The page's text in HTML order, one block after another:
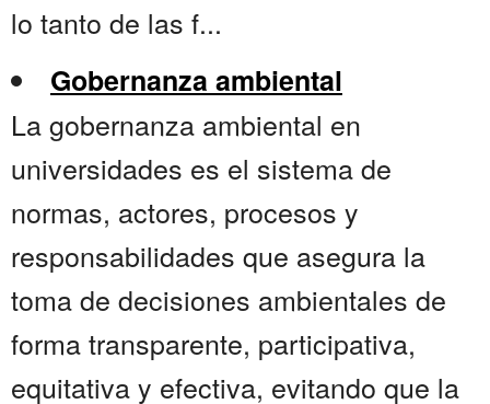
lo tanto de las f...
Gobernanza ambiental
La gobernanza ambiental en
universidades es el sistema de
normas, actores, procesos y
responsabilidades que asegura la
toma de decisiones ambientales de
forma transparente, participativa,
equitativa y efectiva, evitando que la